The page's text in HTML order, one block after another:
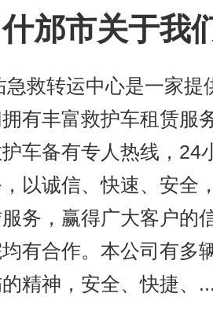
什邡市关于我
转运中心是一家提
有丰富救护车租赁服
车备有专人热线，24
以诚信、快速、安全
务，赢得广大客户的
有合作。本公司有多
精神，安全、快捷、